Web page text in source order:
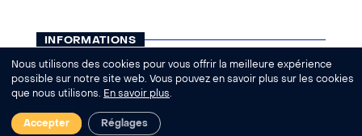
INFORMATIONS
Qui sommes-nous ?
Actualités
Aide - FAQ
Nous utilisons des cookies pour vous offrir la meilleure expérience
possible sur notre site web. Vous pouvez en savoir plus sur les cookies
que nous utilisons. En savoir plus.
Accepter Réglages